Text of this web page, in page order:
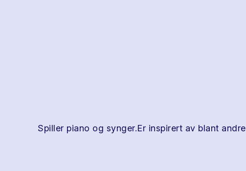
Spiller piano og synger.Er inspirert av blant andre